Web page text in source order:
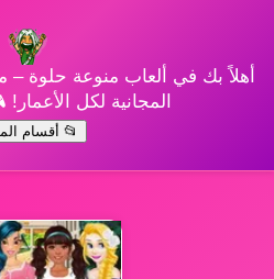
أهلاً بك في ألعاب منوعة حلوة
المجانية لكل
📂 أقسام